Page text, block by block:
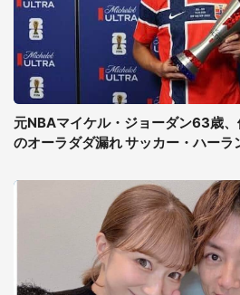
元NBAマイケル・ジョーダン63歳
のオーラダダ漏れ サッカー・ハーラ